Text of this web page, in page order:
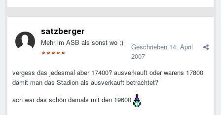
satzberger
Mehr im ASB als sonst wo ;) Geschrieben 14. April
2007
vergess das jedesmal aber 17400? ausverkauft oder warens 17800
damit man das Stadion als ausverkauft betrachtet?
ach war das schön damals mit den 19600